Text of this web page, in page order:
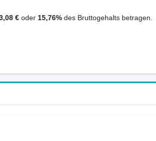
€oder 15,76%des Bruttogehalts betragen.